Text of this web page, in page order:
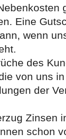
Eine
wenn
des
von uns
der
Zinsen
schon